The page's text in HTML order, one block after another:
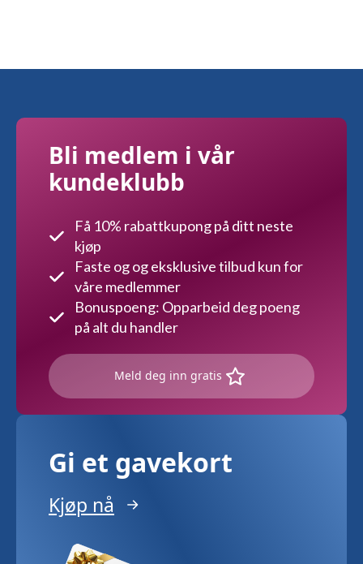
Bli medlem i vår
kundeklubb
Få 10% rabattkupong på ditt neste
kjøp
Faste og og eksklusive tilbud kun for
våre medlemmer
Bonuspoeng: Opparbeid deg poeng
på alt du handler
Meld deg inn gratis
Gi et gavekort
Kjøp nå